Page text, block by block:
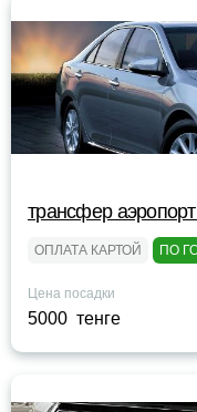
трансфер
ОПЛАТА КАРТОЙ ПО
Цена посадки
5000 тенге